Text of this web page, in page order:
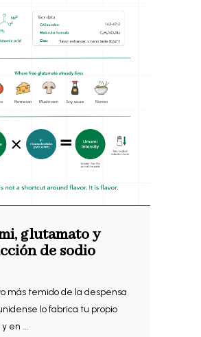
glutamato y
de sodio
más temido de la despensa
lo fabrica tu propio
en ...